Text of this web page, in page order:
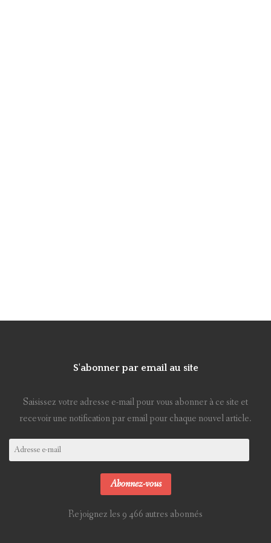
S'abonner par email au site
Saisissez votre adresse e-mail pour vous abonner à ce site et
recevoir une notification par email pour chaque nouvel article.
Adresse
Abonnez-vous
Rejoignez les 9 466 autres abonnés